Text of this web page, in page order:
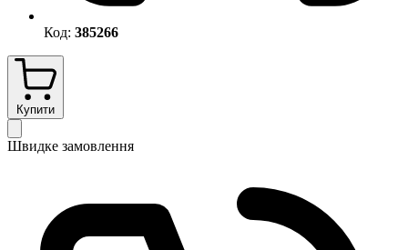
Код: 385266
Купити
Швидке замовлення